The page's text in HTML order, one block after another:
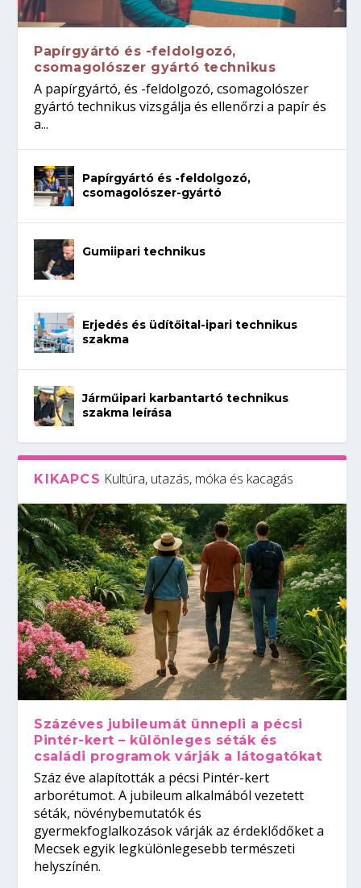
Papírgyártó és -feldolgozó,
csomagolószer gyártó technikus
A papírgyártó, és -feldolgozó, csomagolószer
gyártó technikus vizsgálja és ellenőrzi a papír és
a...
Papírgyártó és -feldolgozó,
csomagolószer-gyártó
Gumiipari technikus
Erjedés és üdítőital-ipari technikus
szakma
Járműipari karbantartó technikus
szakma leírása
KIKAPCS Kultúra, utazás, móka és kacagás
Százéves jubileumát ünnepli a pécsi
Pintér-kert – különleges séták és
családi programok várják a látogatókat
Száz éve alapították a pécsi Pintér-kert
arborétumot. A jubileum alkalmából vezetett
séták, növénybemutatók és
gyermekfoglalkozások várják az érdeklődőket a
Mecsek egyik legkülönlegesebb természeti
helyszínén.